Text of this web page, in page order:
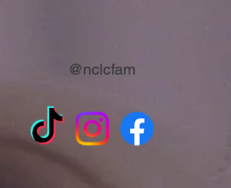
@nclcfam